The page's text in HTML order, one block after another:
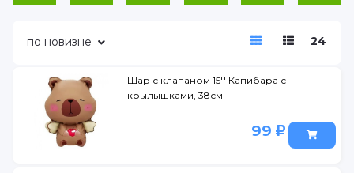
по новизне 24
Шар с клапаном 15'' Капибара с
крылышками, 38см
99